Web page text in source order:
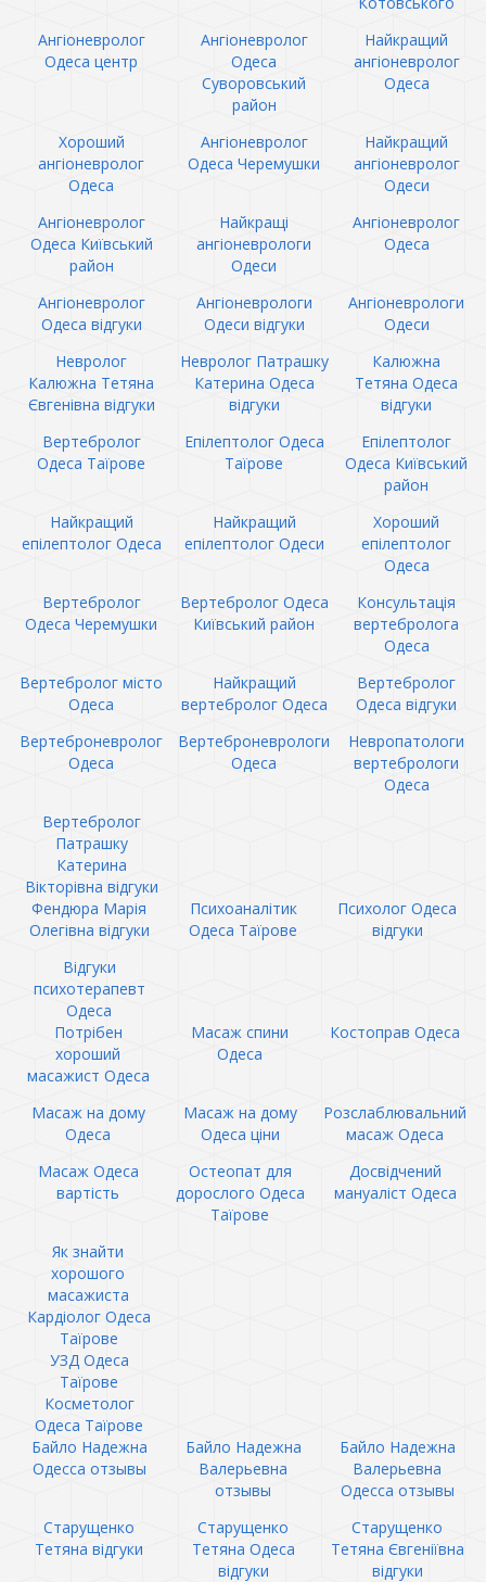
Ангіоневролог
Одеса центр
Ангіоневролог
Одеса
Суворовський
район
Найкращий
ангіоневролог
Одеса
Хороший
ангіоневролог
Одеса
Ангіоневролог
Одеса Черемушки
Найкращий
ангіоневролог
Одеси
Ангіоневролог
Одеса Київський
район
Найкращі
ангіоневрологи
Одеси
Ангіоневролог
Одеса
Ангіоневролог
Одеса відгуки
Ангіоневрологи
Одеси відгуки
Ангіоневрологи
Одеси
Невролог
Калюжна Тетяна
Євгенівна відгуки
Невролог Патрашку
Катерина Одеса
відгуки
Калюжна
Тетяна Одеса
відгуки
Вертебролог
Одеса Таїрове
Епілептолог Одеса
Таїрове
Епілептолог
Одеса Київський
район
Найкращий
епілептолог Одеса
Найкращий
епілептолог Одеси
Хороший
епілептолог
Одеса
Вертебролог
Одеса Черемушки
Вертебролог Одеса
Київський район
Консультація
вертебролога
Одеса
Вертебролог місто
Одеса
Найкращий
вертебролог Одеса
Вертебролог
Одеса відгуки
Вертеброневролог
Одеса
Вертеброневрологи
Одеса
Невропатологи
вертебрологи
Одеса
Вертебролог
Патрашку
Катерина
Вікторівна відгуки
Фендюра Марія
Олегівна відгуки
Психоаналітик
Одеса Таїрове
Психолог Одеса
відгуки
Відгуки
психотерапевт
Одеса
Потрібен
хороший
масажист Одеса
Масаж спини
Одеса
Костоправ Одеса
Масаж на дому
Одеса
Масаж на дому
Одеса ціни
Розслаблювальний
масаж Одеса
Масаж Одеса
вартість
Остеопат для
дорослого Одеса
Таїрове
Досвідчений
мануаліст Одеса
Як знайти
хорошого
масажиста
Кардіолог Одеса
Таїрове
УЗД Одеса
Таїрове
Косметолог
Одеса Таїрове
Байло Надежна
Одесса отзывы
Байло Надежна
Валерьевна
отзывы
Байло Надежна
Валерьевна
Одесса отзывы
Старущенко
Тетяна відгуки
Старущенко
Тетяна Одеса
відгуки
Старущенко
Тетяна Євгеніївна
відгуки